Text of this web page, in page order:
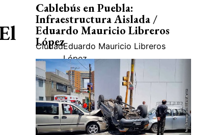
Cablebús en Puebla:
Infraestructura Aislada /
Eduardo Mauricio Libreros
López
CiudadEduardo Mauricio Libreros
López